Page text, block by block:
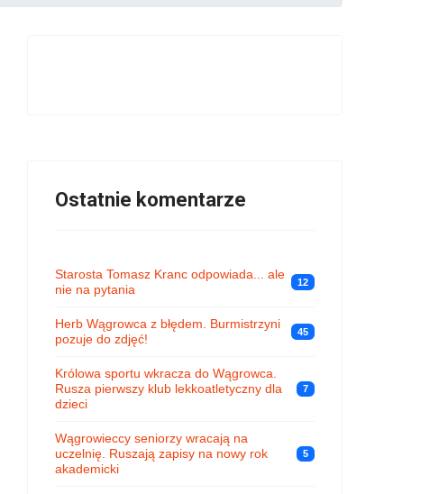
Ostatnie komentarze
Starosta Tomasz Kranc odpowiada... ale
nie na pytania
12
Herb Wągrowca z błędem. Burmistrzyni
pozuje do zdjęć!
45
Królowa sportu wkracza do Wągrowca.
Rusza pierwszy klub lekkoatletyczny dla
dzieci
7
Wągrowieccy seniorzy wracają na
uczelnię. Ruszają zapisy na nowy rok
akademicki
5